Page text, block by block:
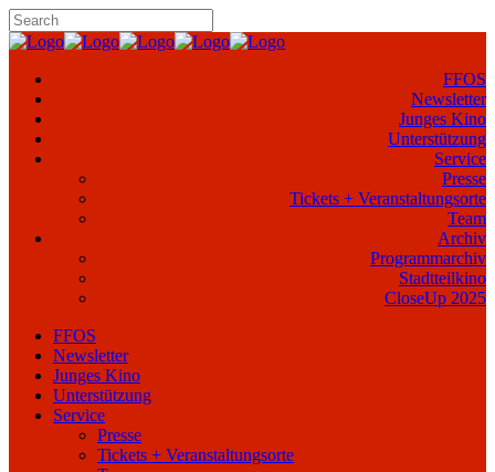
FFOS
Newsletter
Junges Kino
Unterstützung
Service
Presse
Tickets + Veranstaltungsorte
Team
Archiv
Programmarchiv
Stadtteilkino
CloseUp 2025
FFOS
Newsletter
Junges Kino
Unterstützung
Service
Presse
Tickets + Veranstaltungsorte